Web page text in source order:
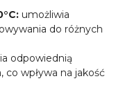
umożliwia
do różnych
odpowiednią
wpływa na jakość